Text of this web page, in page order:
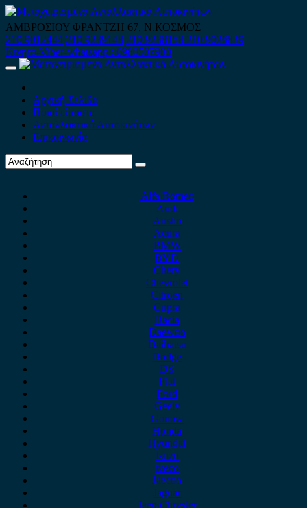
Skip
to
content
ΑΜΒΡΟΣΙΟΥ ΦΡΑΝΤΖΗ 67, Ν.ΚΟΣΜΟΣ
210 9012444 210 9239148 210 9238158 210 9026839
Κινητό-Viber-whatsapp : 6980507900
Primary
Αρχική Σελίδα
Ποιοί είμαστε
Ανταλλακτικά Αυτοκινήτων
Επικοινωνία
Alfa Romeo
Audi
Austin
Acura
BMW
BYD
Chery
Chevrolet
Citroen
Cupra
Dacia
Daewoo
Daihatsu
Dodge
DS
Fiat
Ford
Geely
Gonow
Honda
Hyundai
Isuzu
iveco
Jaecoo
Jaguar
Jeep Chrysler